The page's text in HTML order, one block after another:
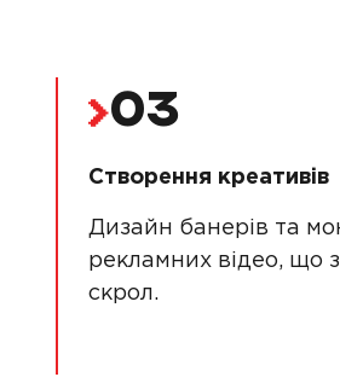
03
Створення креативів
Дизайн банерів та
рекламних відео, що
скрол.